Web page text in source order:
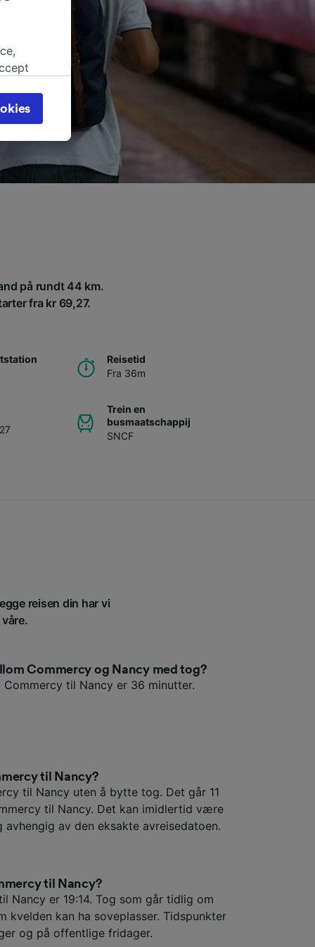
på rundt 44 km.
fra kr 69,27.
Reisetid
Fra 36m
Trein en
busmaatschappij
SNCF
reisen din har vi
Commercy og Nancy med tog?
til Nancy er 36 minutter.
til Nancy?
til Nancy uten å bytte tog. Det går 11
til Nancy. Det kan imidlertid være
av den eksakte avreisedatoen.
til Nancy?
Nancy er 19:14. Tog som går tidlig om
kvelden kan ha soveplasser. Tidspunkter
og på offentlige fridager.
page.